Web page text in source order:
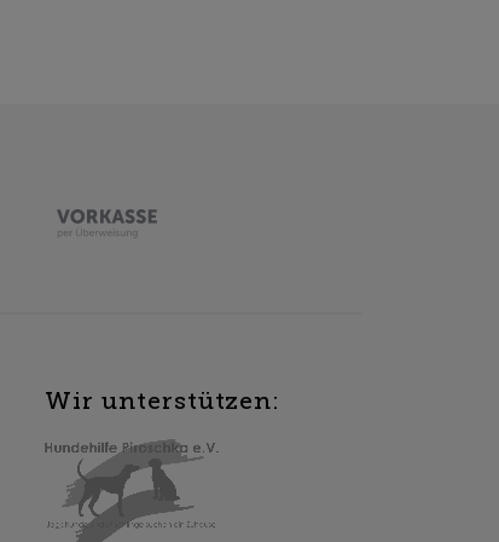
Wir unterstützen: